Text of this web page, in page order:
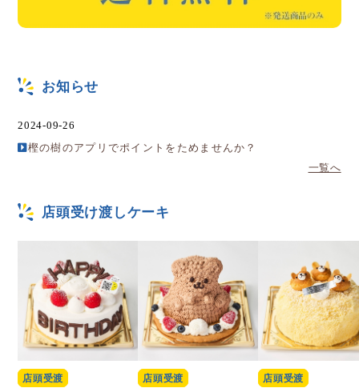
お知らせ
2024-09-26
樫の樹のアプリでポイントをためませんか？
一覧へ
店頭受け渡しケーキ
店頭受渡
店頭受渡
店頭受渡